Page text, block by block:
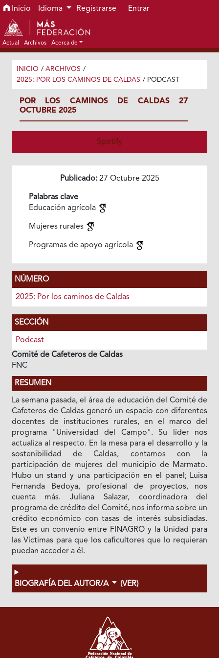
Ir al menú de navegación principal
Ir al contenido principal
Ir al pie de página del sitio
Inicio Idioma Registrarse Entrar
Actual Archivos Acerca de
INICIO / ARCHIVOS /
2025: POR LOS CAMINOS DE CALDAS / PODCAST
POR LOS CAMINOS DE CALDAS 27
OCTUBRE 2025
Spotify
Publicado:27 Octubre 2025
Palabras clave
Educación agrícola
Mujeres rurales
Programas de apoyo agrícola
NÚMERO
2025: Por los caminos de Caldas
SECCIÓN
Podcast
Comité de Cafeteros de Caldas
FNC
RESUMEN
La semana pasada, el área de educación del Comité de
Cafeteros de Caldas generó un espacio con diferentes
docentes de instituciones rurales, en el marco del
programa "Universidad del Campo". Su líder nos
actualiza al respecto. En la mesa para el desarrollo y la
sostenibilidad de Caldas, contamos con la
participación de mujeres del municipio de Marmato.
Hubo un stand y una participación en el panel; Luisa
Fernanda Bedoya, profesional de proyectos, nos
cuenta más. Juliana Salazar, coordinadora del
programa de crédito del Comité, nos informa sobre un
crédito económico con tasas de interés subsidiadas.
Este es un convenio entre FINAGRO y la Unidad para
las Víctimas para que los caficultores que lo requieran
puedan acceder a él.
BIOGRAFÍA DEL AUTOR/A (VER)